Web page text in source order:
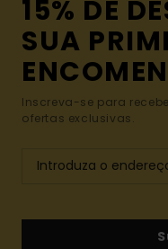
15% DE
SUA
Inscreva-se para
ofertas exclusivas.